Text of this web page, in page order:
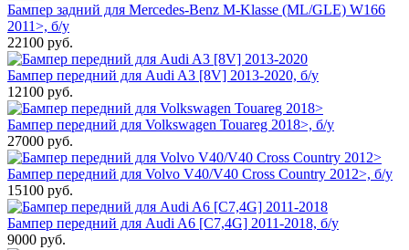
Бампер задний для Mercedes-Benz M-Klasse (ML/GLE) W166
2011>, б/у
22100 руб.
Бампер передний для Audi A3 [8V] 2013-2020, б/у
12100 руб.
Бампер передний для Volkswagen Touareg 2018>, б/у
27000 руб.
Бампер передний для Volvo V40/V40 Cross Country 2012>, б/у
15100 руб.
Бампер передний для Audi A6 [C7,4G] 2011-2018, б/у
9000 руб.